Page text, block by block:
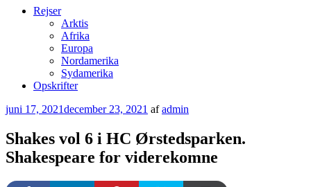
Rejser
Arktis
Afrika
Europa
Nordamerika
Sydamerika
Opskrifter
Udgivet
juni 17, 2021december 23, 2021 afadmin
Shakes vol 6 i HC Ørstedsparken.
Shakespeare for viderekomne